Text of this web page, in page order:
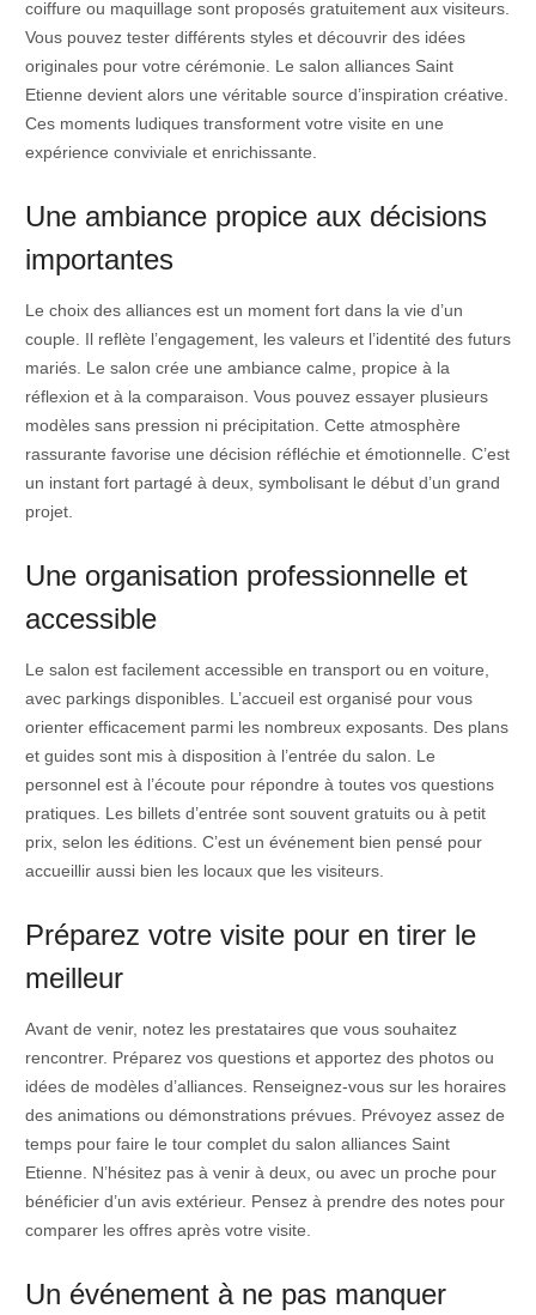
coiffure ou maquillage sont proposés gratuitement aux visiteurs.
Vous pouvez tester différents styles et découvrir des idées
originales pour votre cérémonie. Le salon alliances Saint
Etienne devient alors une véritable source d’inspiration créative.
Ces moments ludiques transforment votre visite en une
expérience conviviale et enrichissante.
Une ambiance propice aux décisions
importantes
Le choix des alliances est un moment fort dans la vie d’un
couple. Il reflète l’engagement, les valeurs et l’identité des futurs
mariés. Le salon crée une ambiance calme, propice à la
réflexion et à la comparaison. Vous pouvez essayer plusieurs
modèles sans pression ni précipitation. Cette atmosphère
rassurante favorise une décision réfléchie et émotionnelle. C’est
un instant fort partagé à deux, symbolisant le début d’un grand
projet.
Une organisation professionnelle et
accessible
Le salon est facilement accessible en transport ou en voiture,
avec parkings disponibles. L’accueil est organisé pour vous
orienter efficacement parmi les nombreux exposants. Des plans
et guides sont mis à disposition à l’entrée du salon. Le
personnel est à l’écoute pour répondre à toutes vos questions
pratiques. Les billets d’entrée sont souvent gratuits ou à petit
prix, selon les éditions. C’est un événement bien pensé pour
accueillir aussi bien les locaux que les visiteurs.
Préparez votre visite pour en tirer le
meilleur
Avant de venir, notez les prestataires que vous souhaitez
rencontrer. Préparez vos questions et apportez des photos ou
idées de modèles d’alliances. Renseignez-vous sur les horaires
des animations ou démonstrations prévues. Prévoyez assez de
temps pour faire le tour complet du salon alliances Saint
Etienne. N’hésitez pas à venir à deux, ou avec un proche pour
bénéficier d’un avis extérieur. Pensez à prendre des notes pour
comparer les offres après votre visite.
Un événement à ne pas manquer